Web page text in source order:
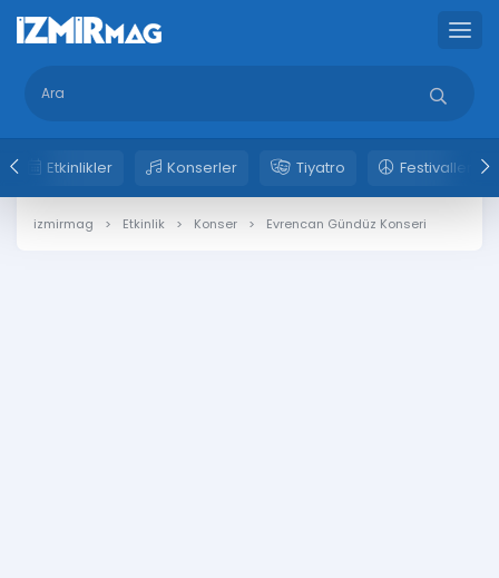
Etkinlikler Konserler Tiyatro Festivaller
izmirmag Etkinlik Konser Evrencan Gündüz Konseri